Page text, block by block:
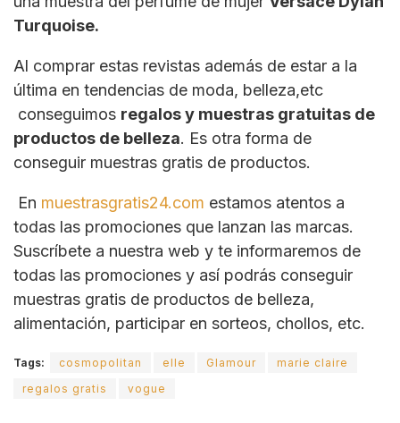
Turquoise.
Al comprar estas revistas además de estar a la
última en tendencias de moda, belleza,etc
conseguimos regalos y muestras gratuitas de
productos de belleza. Es otra forma de
conseguir muestras gratis de productos.
En muestrasgratis24.com estamos atentos a
todas las promociones que lanzan las marcas.
Suscríbete a nuestra web y te informaremos de
todas las promociones y así podrás conseguir
muestras gratis de productos de belleza,
alimentación, participar en sorteos, chollos, etc.
Tags: cosmopolitan elle Glamour
marie claire
regalos gratis
vogue